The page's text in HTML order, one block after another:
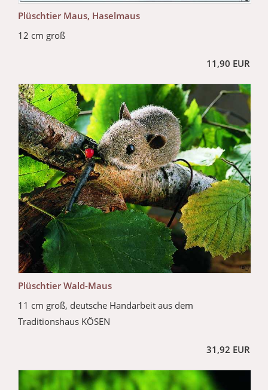
Plüschtier Maus, Haselmaus
12 cm groß
11,90 EUR
Plüschtier Wald-Maus
11 cm groß, deutsche Handarbeit aus dem
Traditionshaus KÖSEN
31,92 EUR